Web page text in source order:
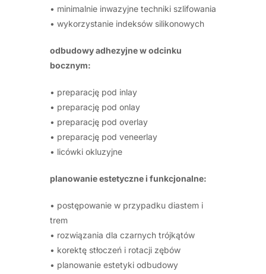
• minimalnie inwazyjne techniki szlifowania
• wykorzystanie indeksów silikonowych
odbudowy adhezyjne w odcinku
bocznym:
• preparację pod inlay
• preparację pod onlay
• preparację pod overlay
• preparację pod veneerlay
• licówki okluzyjne
planowanie estetyczne i funkcjonalne:
• postępowanie w przypadku diastem i
trem
• rozwiązania dla czarnych trójkątów
• korektę stłoczeń i rotacji zębów
• planowanie estetyki odbudowy